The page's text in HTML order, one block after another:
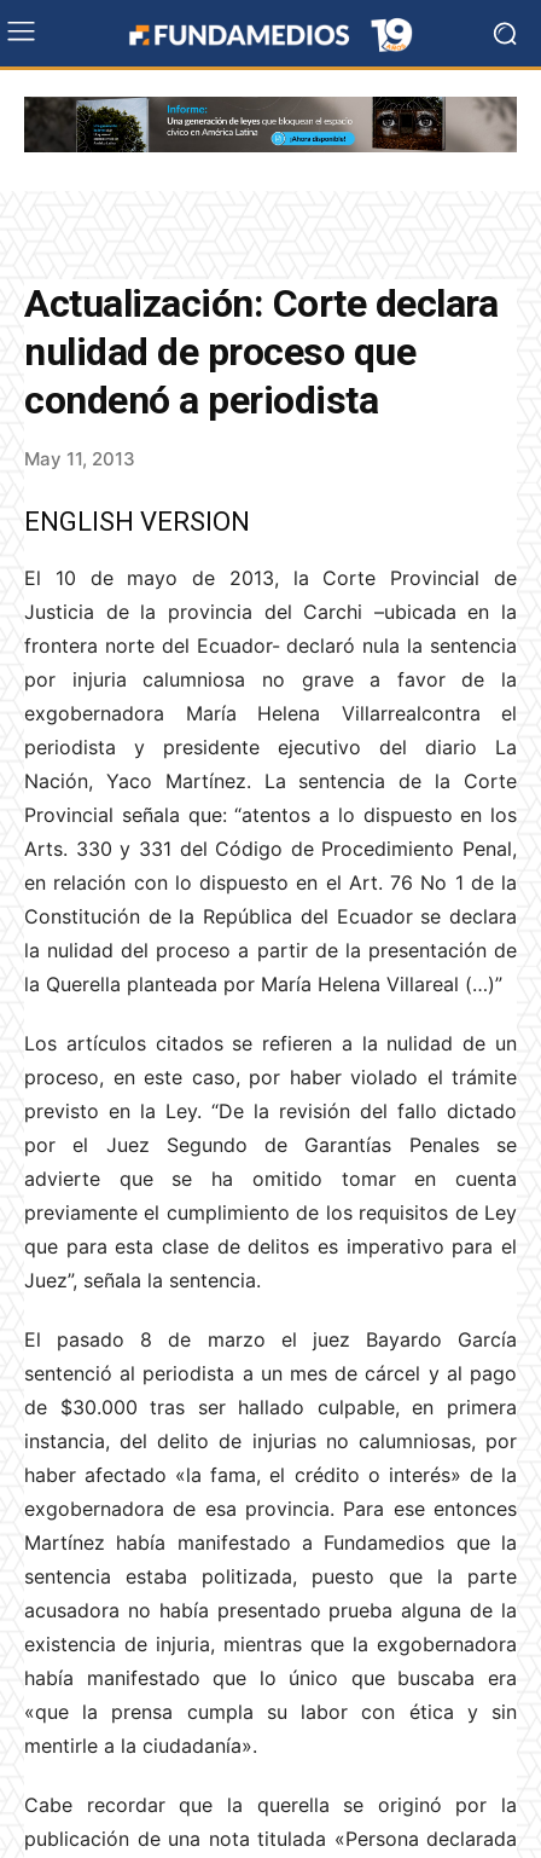
Actualización: Corte declara
nulidad de proceso que
condenó a periodista
May 11, 2013
ENGLISH VERSION
El 10 de mayo de 2013, la Corte Provincial de
Justicia de la provincia del Carchi –ubicada en la
frontera norte del Ecuador- declaró nula la sentencia
por injuria calumniosa no grave a favor de la
exgobernadora María Helena Villarrealcontra el
periodista y presidente ejecutivo del diario La
Nación, Yaco Martínez. La sentencia de la Corte
Provincial señala que: “atentos a lo dispuesto en los
Arts. 330 y 331 del Código de Procedimiento Penal,
en relación con lo dispuesto en el Art. 76 No 1 de la
Constitución de la República del Ecuador se declara
la nulidad del proceso a partir de la presentación de
la Querella planteada por María Helena Villareal (…)”
Los artículos citados se refieren a la nulidad de un
proceso, en este caso, por haber violado el trámite
previsto en la Ley. “De la revisión del fallo dictado
por el Juez Segundo de Garantías Penales se
advierte que se ha omitido tomar en cuenta
previamente el cumplimiento de los requisitos de Ley
que para esta clase de delitos es imperativo para el
Juez”, señala la sentencia.
El pasado 8 de marzo el juez Bayardo García
sentenció al periodista a un mes de cárcel y al pago
de $30.000 tras ser hallado culpable, en primera
instancia, del delito de injurias no calumniosas, por
haber afectado «la fama, el crédito o interés» de la
exgobernadora de esa provincia. Para ese entonces
Martínez había manifestado a Fundamedios que la
sentencia estaba politizada, puesto que la parte
acusadora no había presentado prueba alguna de la
existencia de injuria, mientras que la exgobernadora
había manifestado que lo único que buscaba era
«que la prensa cumpla su labor con ética y sin
mentirle a la ciudadanía».
Cabe recordar que la querella se originó por la
publicación de una nota titulada «Persona declarada